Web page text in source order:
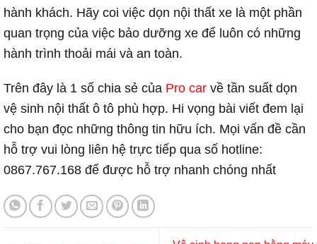
hành khách. Hãy coi việc dọn nội thất xe là một phần
quan trọng của việc bảo dưỡng xe để luôn có những
hành trình thoải mái và an toàn.
Trên đây là 1 số chia sẻ của Pro car về tần suất dọn
vệ sinh nội thất ô tô phù hợp. Hi vọng bài viết đem lại
cho bạn đọc những thông tin hữu ích. Mọi vấn đề cần
hỗ trợ vui lòng liên hệ trực tiếp qua số hotline:
0867.767.168 để được hỗ trợ nhanh chóng nhất